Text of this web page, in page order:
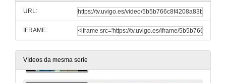
URL:
IFRAME:
Vídeos da mesma serie
13 de nov. de 2012
Entrevista a César de Prada